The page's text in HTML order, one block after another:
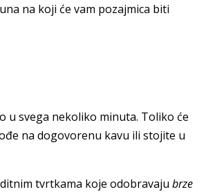
na koji će vam pozajmica biti
u svega nekoliko minuta. Toliko će
na dogovorenu kavu ili stojite u
tvrtkama koje odobravaju brze